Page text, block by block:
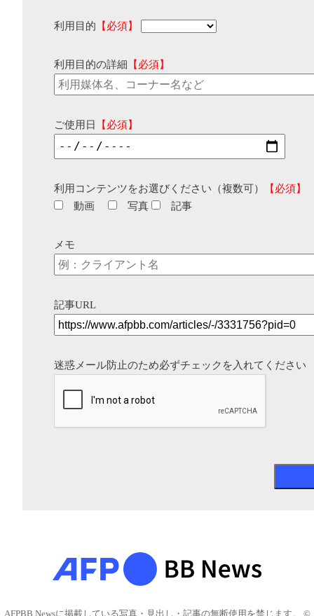
利用目的 【必須】
利用目的の詳細 【必須】
ご使用日 【必須】
利用コンテンツをお選びください（複数可）
【必須】
動画
写真 記事
メモ
記事URL
迷惑メール防止のため必ずチェックを入れてください
AFPBB Newsに掲載している写真・見出し・記事の無断使用を禁じます。 ©